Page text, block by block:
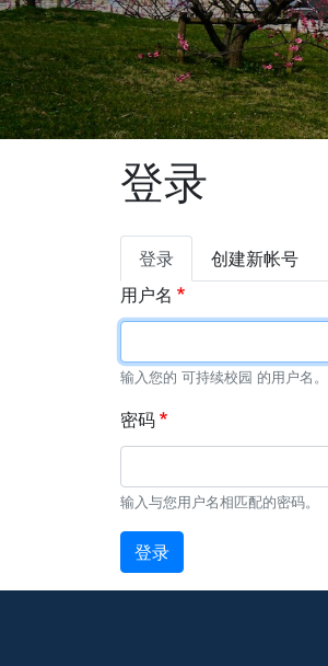
登录
主
标
签
登录 创建新帐号
用户名
输入您的 可持续校园 的用户名。
密码
输入与您用户名相匹配的密码。
登录